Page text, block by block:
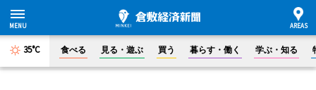
35°C 食べる 見る・遊ぶ 買う 暮らす・働く 学ぶ・知る